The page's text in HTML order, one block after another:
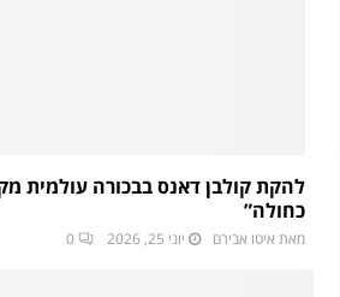
להקת קולבן דאנס בבכורה עולמית
כחולה”
מאת איטו אבירם יוני 25, 2026 0